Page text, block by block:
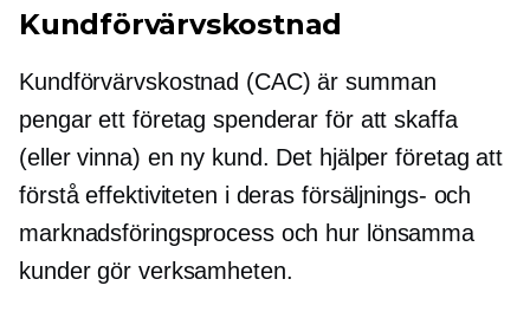
Kundförvärvskostnad
Kundförvärvskostnad (CAC) är summan
pengar ett företag spenderar för att skaffa
(eller vinna) en ny kund. Det hjälper företag att
förstå effektiviteten i deras försäljnings- och
marknadsföringsprocess och hur lönsamma
kunder gör verksamheten.